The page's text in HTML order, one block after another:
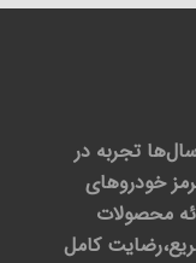
با سال‌ها تجربه در
خودروهای
محصولات
کامل